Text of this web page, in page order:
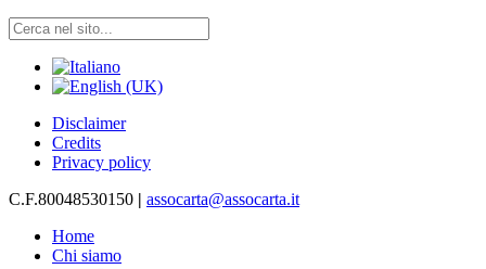
Disclaimer
Credits
Privacy policy
C.F.80048530150 | assocarta@assocarta.it
Home
Chi siamo